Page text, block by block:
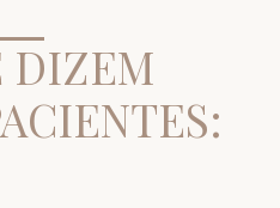
DIZEM